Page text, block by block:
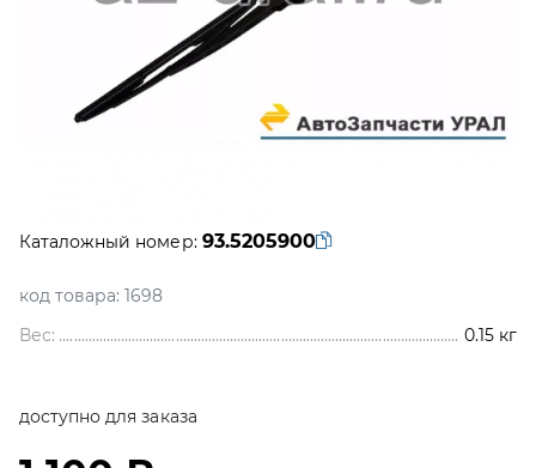
Каталожный номер: 93.5205900
код товара: 1698
Вес:
0.15 кг
доступно для заказа